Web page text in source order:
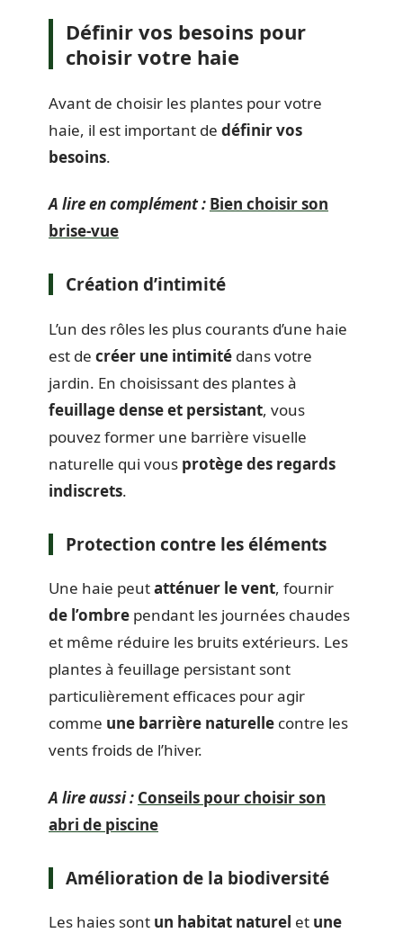
Définir vos besoins pour
choisir votre haie
Avant de choisir les plantes pour votre
haie, il est important de définir vos
besoins.
A lire en complément : Bien choisir son
brise-vue
Création d’intimité
L’un des rôles les plus courants d’une haie
est de créer une intimité dans votre
jardin. En choisissant des plantes à
feuillage dense et persistant, vous
pouvez former une barrière visuelle
naturelle qui vous protège des regards
indiscrets.
Protection contre les éléments
Une haie peutatténuer le vent, fournir
de l’ombre pendant les journées chaudes
et même réduire les bruits extérieurs. Les
plantes à feuillage persistant sont
particulièrement efficaces pour agir
comme une barrière naturelle contre les
vents froids de l’hiver.
A lire aussi : Conseils pour choisir son
abri de piscine
Amélioration de la biodiversité
Les haies sont un habitat naturel et une